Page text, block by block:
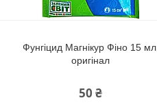
Фунгіцид Магнікур Фіно 15 мл,
оригінал
50 ₴